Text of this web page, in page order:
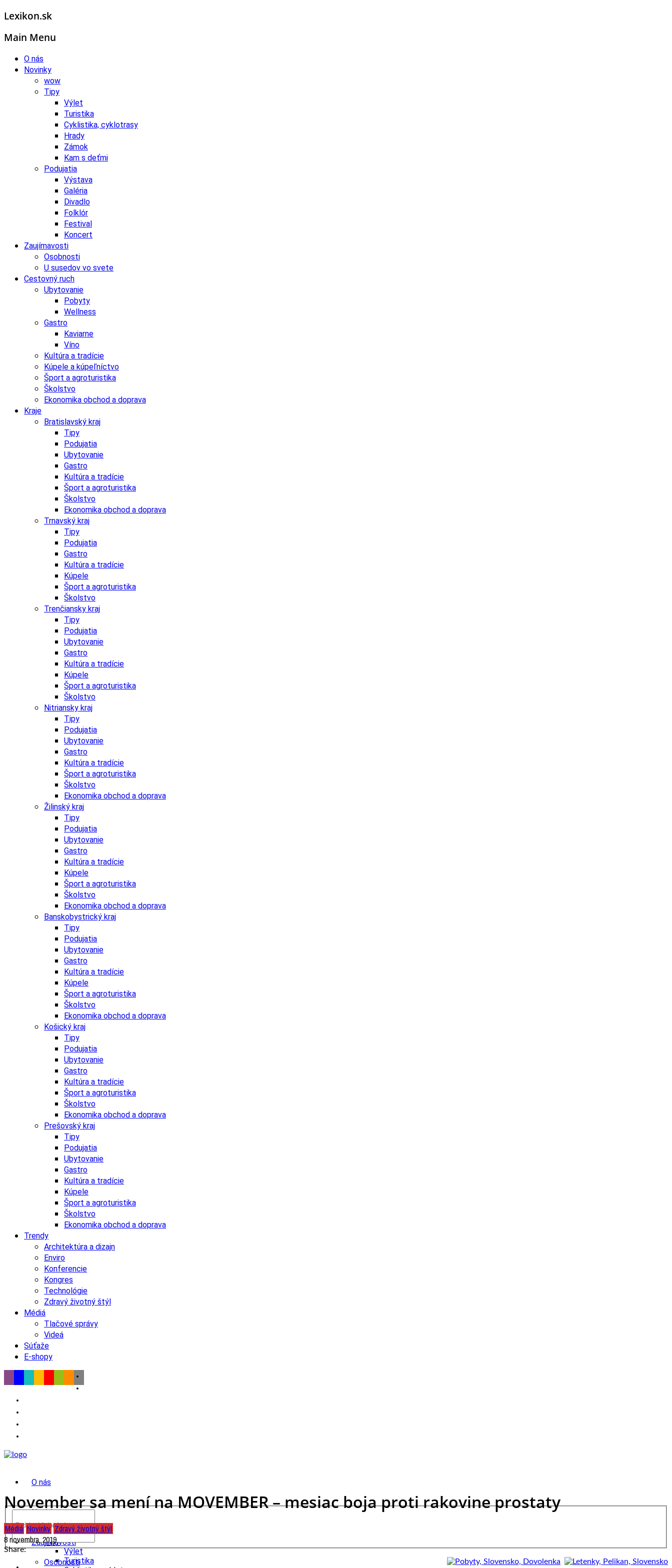
Lexikon.sk
Main Menu
O nás
Novinky
wow
Tipy
Výlet
Turistika
Cyklistika, cyklotrasy
Hrady
Zámok
Kam s deťmi
Podujatia
Výstava
Galéria
Divadlo
Folklór
Festival
Koncert
Zaujímavosti
Osobnosti
U susedov vo svete
Cestovný ruch
Ubytovanie
Pobyty
Wellness
Gastro
Kaviarne
Víno
Kultúra a tradície
Kúpele a kúpeľníctvo
Šport a agroturistika
Školstvo
Ekonomika obchod a doprava
Kraje
Bratislavský kraj
Tipy
Podujatia
Ubytovanie
Gastro
Kultúra a tradície
Šport a agroturistika
Školstvo
Ekonomika obchod a doprava
Trnavský kraj
Tipy
Podujatia
Gastro
Kultúra a tradície
Kúpele
Šport a agroturistika
Školstvo
Trenčiansky kraj
Tipy
Podujatia
Ubytovanie
Gastro
Kultúra a tradície
Kúpele
Šport a agroturistika
Školstvo
Nitriansky kraj
Tipy
Podujatia
Ubytovanie
Gastro
Kultúra a tradície
Šport a agroturistika
Školstvo
Ekonomika obchod a doprava
Žilinský kraj
Tipy
Podujatia
Ubytovanie
Gastro
Kultúra a tradície
Kúpele
Šport a agroturistika
Školstvo
Ekonomika obchod a doprava
Banskobystrický kraj
Tipy
Podujatia
Ubytovanie
Gastro
Kultúra a tradície
Kúpele
Šport a agroturistika
Školstvo
Ekonomika obchod a doprava
Košický kraj
Tipy
Podujatia
Ubytovanie
Gastro
Kultúra a tradície
Šport a agroturistika
Školstvo
Ekonomika obchod a doprava
Prešovský kraj
Tipy
Podujatia
Ubytovanie
Gastro
Kultúra a tradície
Kúpele
Šport a agroturistika
Školstvo
Ekonomika obchod a doprava
Trendy
Architektúra a dizajn
Enviro
Konferencie
Kongres
Technológie
Zdravý životný štýl
Médiá
Tlačové správy
Videá
Súťaže
E-shopy
O nás
Novinky
wow
Tipy
Výlet
Turistika
Zaujímavosti
Osobnosti
November sa mení na MOVEMBER – mesiac boja proti rakovine prostaty
Médiá Novinky Zdravý životný štýl
8 novembra, 2019
Share: